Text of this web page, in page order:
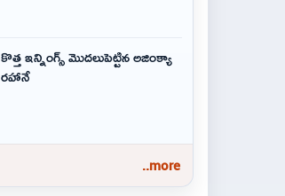
కొత్త ఇన్నింగ్స్ మొదలుపెట్టిన అజింక్యా
రహానే
..more